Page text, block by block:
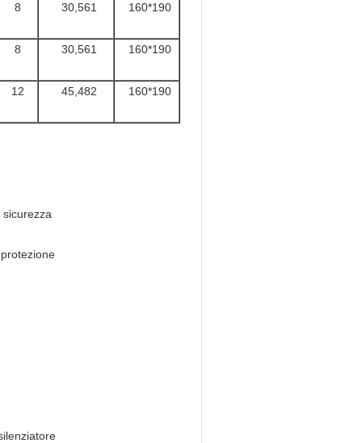
8 30,561 160*190
8 30,561 160*190
12 45,482 160*190